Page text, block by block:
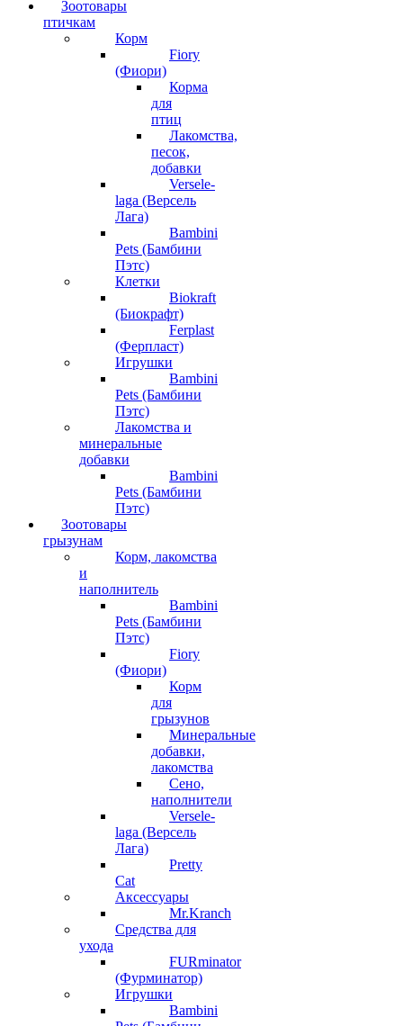
Зоотовары
птичкам
Корм
Fiory
(Фиори)
Корма
для
птиц
Лакомства,
песок,
добавки
Versele-
laga (Версель
Лага)
Bambini
Pets (Бамбини
Пэтс)
Клетки
Biokraft
(Биокрафт)
Ferplast
(Ферпласт)
Игрушки
Bambini
Pets (Бамбини
Пэтс)
Лакомства и
минеральные
добавки
Bambini
Pets (Бамбини
Пэтс)
Зоотовары
грызунам
Корм, лакомства
и
наполнитель
Bambini
Pets (Бамбини
Пэтс)
Fiory
(Фиори)
Корм
для
грызунов
Минеральные
добавки,
лакомства
Сено,
наполнители
Versele-
laga (Версель
Лага)
Pretty
Cat
Аксессуары
Mr.Kranch
Средства для
ухода
FURminator
(Фурминатор)
Игрушки
Bambini